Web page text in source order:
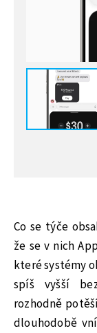
Co se týče
že se v nich
které systémy
spíš vyšší
rozhodně
dlouhodobě